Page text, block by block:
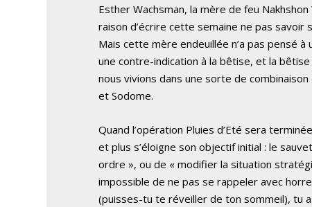
Esther Wachsman, la mère de feu
raison d’écrire cette semaine ne pas savoir
Mais cette mère endeuillée n’a pas pensé
une contre-indication à la bêtise, et la
nous vivions dans une sorte de
et Sodome.
Quand l’opération Pluies d’Eté sera
et plus s’éloigne son objectif initial : le
ordre », ou de « modifier la situation
impossible de ne pas se rappeler avec
(puisses-tu te réveiller de ton sommeil), tu